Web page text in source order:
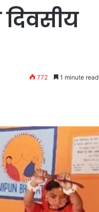
772 1 minute read